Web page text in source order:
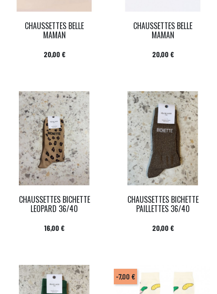
CHAUSSETTES BELLE
MAMAN
Prix
20,00 €
CHAUSSETTES BELLE
MAMAN
Prix
20,00 €
CHAUSSETTES BICHETTE
LEOPARD 36/40
Prix
16,00 €
CHAUSSETTES BICHETTE
PAILLETTES 36/40
Prix
20,00 €
-7,00 €